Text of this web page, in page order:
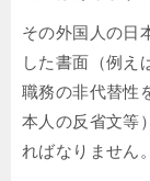
その外国人の日
した書面（例え
職務の非代替性
本人の反省文等
ればなりません。